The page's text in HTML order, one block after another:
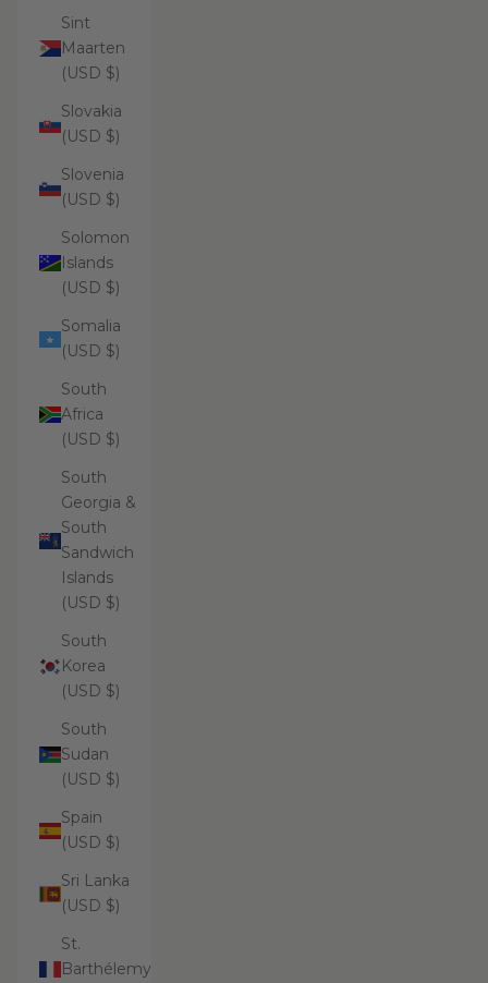
Sint
Maarten
(USD $)
Slovakia
(USD $)
Slovenia
(USD $)
Solomon
Islands
(USD $)
Somalia
(USD $)
South
Africa
(USD $)
South
Georgia &
South
Sandwich
Islands
(USD $)
South
Korea
(USD $)
South
Sudan
(USD $)
Spain
(USD $)
Sri Lanka
(USD $)
St.
Barthélemy